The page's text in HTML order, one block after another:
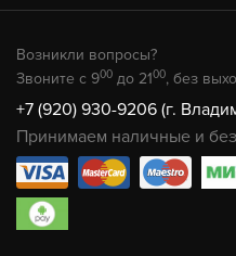
Возникли вопросы?
Звоните с 900 до 2100, без
+7 (920) 930-9206 (г.
Принимаем наличные и